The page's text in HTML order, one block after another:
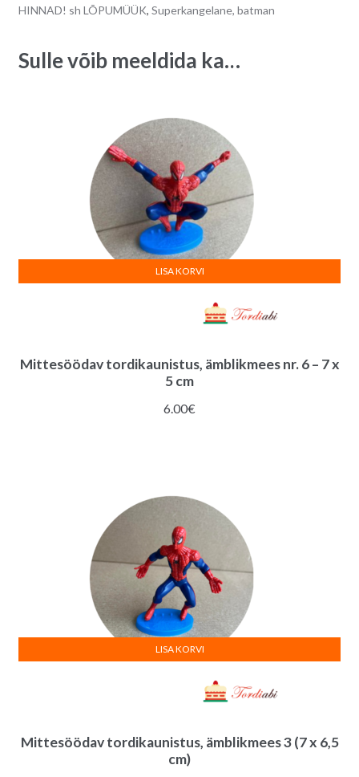
HINNAD! sh LÕPUMÜÜK, Superkangelane, batman
Sulle võib meeldida ka…
Mittesöödav tordikaunistus, ämblikmees nr. 6 – 7 x
5 cm
6.00€
LISA KORVI
Mittesöödav tordikaunistus, ämblikmees 3 (7 x 6,5
cm)
LISA KORVI